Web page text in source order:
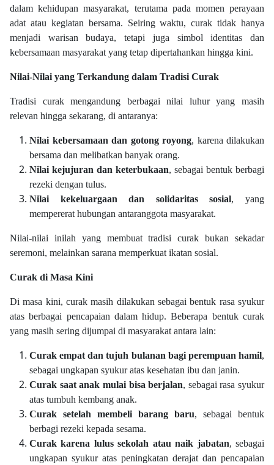
dalam kehidupan masyarakat, terutama pada momen perayaan
adat atau kegiatan bersama. Seiring waktu, curak tidak hanya
menjadi warisan budaya, tetapi juga simbol identitas dan
kebersamaan masyarakat yang tetap dipertahankan hingga kini.
Nilai-Nilai yang Terkandung dalam Tradisi Curak
Tradisi curak mengandung berbagai nilai luhur yang masih
relevan hingga sekarang, di antaranya:
Nilai kebersamaan dan gotong royong, karena dilakukan
bersama dan melibatkan banyak orang.
Nilai kejujuran dan keterbukaan, sebagai bentuk berbagi
rezeki dengan tulus.
Nilai kekeluargaan dan solidaritas sosial, yang
mempererat hubungan antaranggota masyarakat.
Nilai-nilai inilah yang membuat tradisi curak bukan sekadar
seremoni, melainkan sarana memperkuat ikatan sosial.
Curak di Masa Kini
Di masa kini, curak masih dilakukan sebagai bentuk rasa syukur
atas berbagai pencapaian dalam hidup. Beberapa bentuk curak
yang masih sering dijumpai di masyarakat antara lain:
Curak empat dan tujuh bulanan bagi perempuan hamil,
sebagai ungkapan syukur atas kesehatan ibu dan janin.
Curak saat anak mulai bisa berjalan, sebagai rasa syukur
atas tumbuh kembang anak.
Curak setelah membeli barang baru, sebagai bentuk
berbagi rezeki kepada sesama.
Curak karena lulus sekolah atau naik jabatan, sebagai
ungkapan syukur atas peningkatan derajat dan pencapaian